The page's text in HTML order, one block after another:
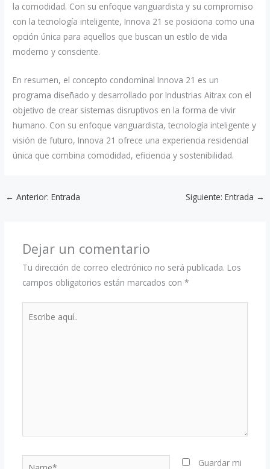
la comodidad. Con su enfoque vanguardista y su compromiso
con la tecnología inteligente, Innova 21 se posiciona como una
opción única para aquellos que buscan un estilo de vida
moderno y consciente.
En resumen, el concepto condominal Innova 21 es un
programa diseñado y desarrollado por Industrias Aitrax con el
objetivo de crear sistemas disruptivos en la forma de vivir
humano. Con su enfoque vanguardista, tecnología inteligente y
visión de futuro, Innova 21 ofrece una experiencia residencial
única que combina comodidad, eficiencia y sostenibilidad.
← Anterior: Entrada Siguiente: Entrada →
Dejar un comentario
Tu dirección de correo electrónico no será publicada. Los
campos obligatorios están marcados con *
Guardar mi